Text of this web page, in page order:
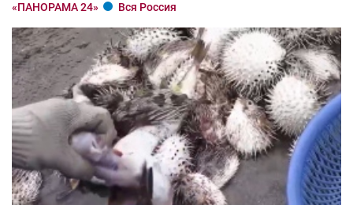
«ПАНОРАМА 24» Вся Россия